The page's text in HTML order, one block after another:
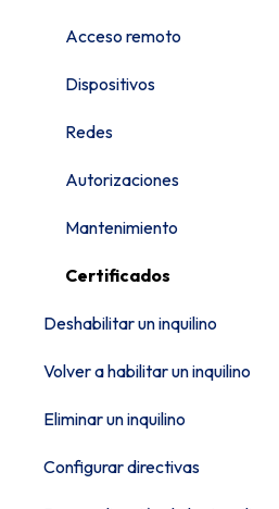
Acceso remoto
Dispositivos
Redes
Autorizaciones
Mantenimiento
Certificados
Deshabilitar un inquilino
Volver a habilitar un inquilino
Eliminar un inquilino
Configurar directivas